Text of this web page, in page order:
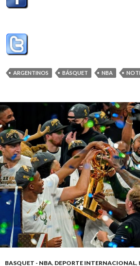
ARGENTINOS BÁSQUET NBA
BASQUET - NBA, DEPORTE INTERNACIONAL,